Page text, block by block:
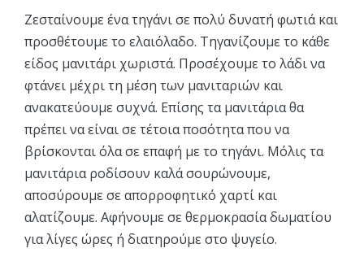
Ζεσταίνουμε ένα τηγάνι σε πολύ δυνατή φωτιά και
προσθέτουμε το ελαιόλαδο. Τηγανίζουμε το κάθε
είδος μανιτάρι χωριστά. Προσέχουμε το λάδι να
φτάνει μέχρι τη μέση των μανιταριών και
ανακατεύουμε συχνά. Επίσης τα μανιτάρια θα
πρέπει να είναι σε τέτοια ποσότητα που να
βρίσκονται όλα σε επαφή με το τηγάνι. Μόλις τα
μανιτάρια ροδίσουν καλά σουρώνουμε,
αποσύρουμε σε απορροφητικό χαρτί και
αλατίζουμε. Αφήνουμε σε θερμοκρασία δωματίου
για λίγες ώρες ή διατηρούμε στο ψυγείο.